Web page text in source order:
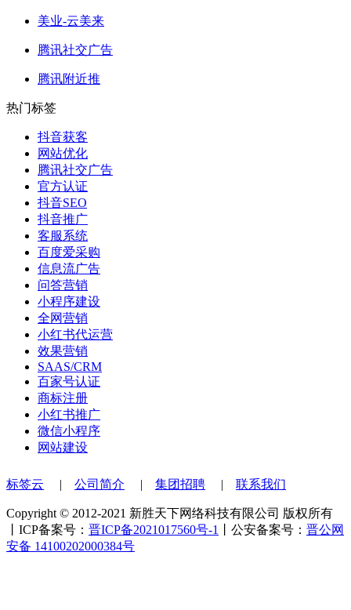
美业-云美来
腾讯社交广告
腾讯附近推
热门标签
抖音获客
网站优化
腾讯社交广告
官方认证
抖音SEO
抖音推广
客服系统
百度爱采购
信息流广告
问答营销
小程序建设
全网营销
小红书代运营
效果营销
SAAS/CRM
百家号认证
商标注册
小红书推广
微信小程序
网站建设
标签云 公司简介 集团招聘 联系我们
Copyright © 2012-2021 新胜天下网络科技有限公司 版权所有
丨ICP备案号： 晋ICP备2021017560号-1 丨公安备案号： 晋公网
安备 14100202000384号